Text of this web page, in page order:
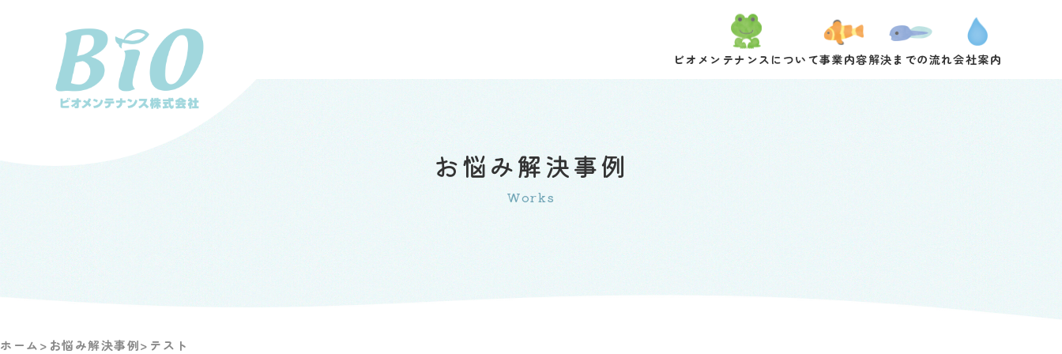
ビオメンテナンスについて事業内容解決までの流れ会社案内
お悩み解決事例
Works
ホーム> お悩み解決事例> テスト